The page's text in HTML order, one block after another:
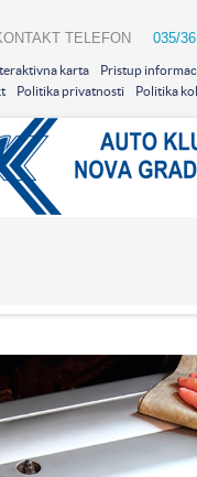
TELEFON 035/
karta Pristup
Politika privatnosti Politika